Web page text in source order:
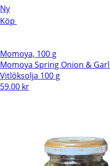
Ny
Köp
Momoya, 100 g
Momoya Spring Onion &
Vitlöksolja 100 g
59.00 kr